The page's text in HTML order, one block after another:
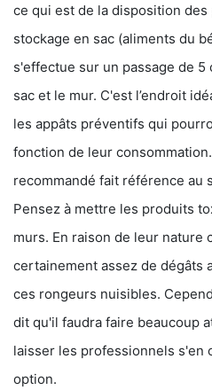
ce qui est de la disposition des
stockage en sac (aliments du
s'effectue sur un passage de
sac et le mur. C'est l’endroit
les appâts préventifs qui
fonction de leur
recommandé fait référence au
Pensez à mettre les produits
murs. En raison de leur nature
certainement assez de dégâts
ces rongeurs nuisibles.
dit qu'il faudra faire beaucoup
laisser les professionnels s'en
option.